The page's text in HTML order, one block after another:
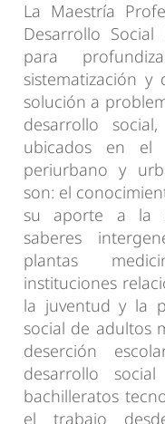
La Maestría
Desarrollo
para
sistematización
solución a
desarrollo
ubicados en
periurbano y
son: el
su aporte a la
saberes
plantas
instituciones
la juventud y la
social de adultos
deserción
desarrollo
bachilleratos
el trabajo